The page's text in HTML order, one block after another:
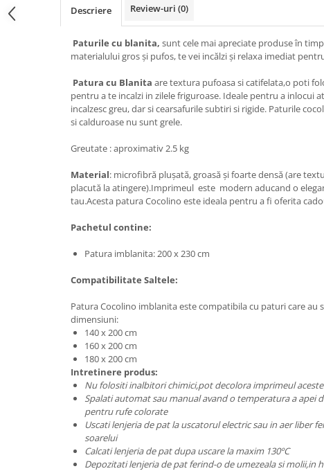
Descriere Review-uri (0)
Paturile cu blanita, sunt cele mai apreciate produse în
materialului gros și pufos, te vei incălzi și relaxa imediat
Patura cu Blanita are textura pufoasa si catifelata,o poti
pentru a te incalzi in zilele friguroase. Ideale pentru a inlocui
incalzesc greu, dar si cearsafurile subtiri si rigide. Paturile
si calduroase nu sunt grele.
Greutate : aproximativ 2.5 kg
Material: microfibră plușată, groasă și foarte densă (are
placută la atingere).Imprimeul este modern aducand o
tau.Acesta patura Cocolino este ideala pentru a fi oferita
Pachetul contine:
Patura imblanita: 200 x 230 cm
Compatibilitate Saltele:
Patura Cocolino imblanita este compatibila cu paturi care au
dimensiuni:
140 x 200 cm
160 x 200 cm
180 x 200 cm
Intretinere produs:
Nu folositi inalbitori chimici,pot decolora imprimeul
Spalati automat sau manual avand o temperatura a apei
pentru rufe colorate
Uscati lenjeria de pat la uscatorul electric sau in aer liber
soarelui
Calcati lenjeria de pat dupa uscare la maxim 130ºC
Depozitati lenjeria de pat ferind-o de umezeala si molii,in